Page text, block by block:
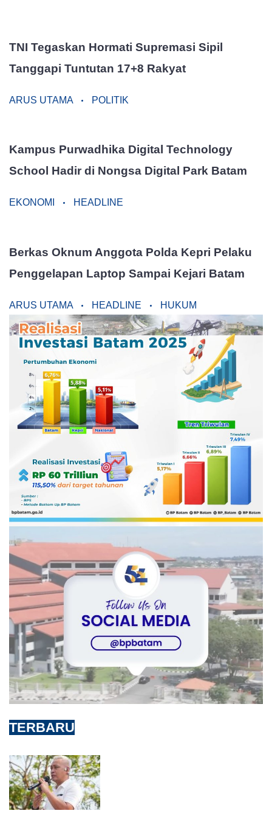
TNI Tegaskan Hormati Supremasi Sipil
Tanggapi Tuntutan 17+8 Rakyat
ARUS UTAMA POLITIK
Kampus Purwadhika Digital Technology
School Hadir di Nongsa Digital Park Batam
EKONOMI HEADLINE
Berkas Oknum Anggota Polda Kepri Pelaku
Penggelapan Laptop Sampai Kejari Batam
ARUS UTAMA HEADLINE HUKUM
TERBARU